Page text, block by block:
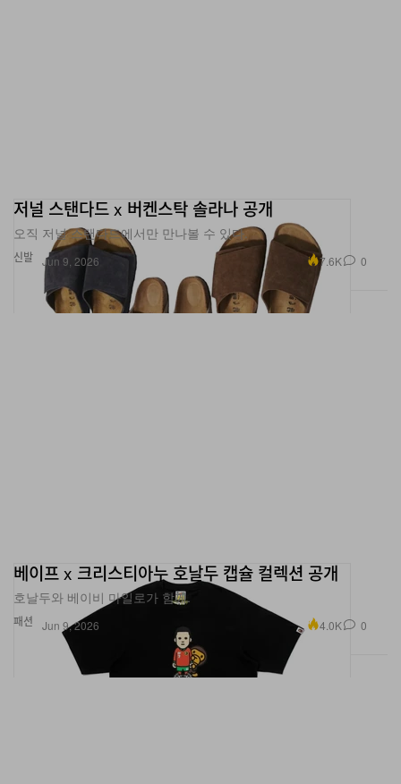
신발
저널 스탠다드 x 버켄스탁 솔라나 공개
오직 저널 스탠다드에서만 만나볼 수 있다.
Jun 9, 2026 7.6K 0
패션
베이프 x 크리스티아누 호날두 캡슐 컬렉션 공개
호날두와 베이비 마일로가 함께.
Jun 9, 2026 4.0K 0